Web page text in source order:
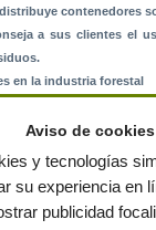
contenedores
a sus clientes el
en la industria forestal
los derechos
Aviso de cookies
y tecnologías
su experiencia en
publicidad